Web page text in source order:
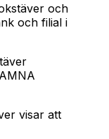
och
och filial i
visar att